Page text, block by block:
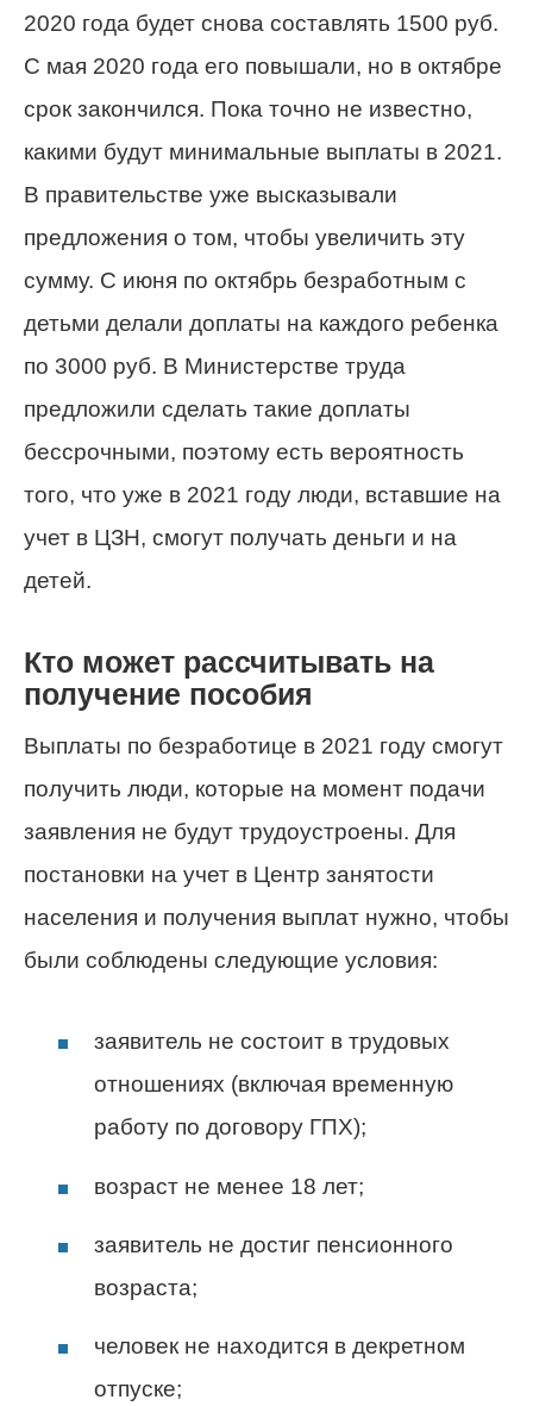
2020 года будет снова составлять 1500 руб.
С мая 2020 года его повышали, но в октябре
срок закончился. Пока точно не известно,
какими будут минимальные выплаты в 2021.
В правительстве уже высказывали
предложения о том, чтобы увеличить эту
сумму. С июня по октябрь безработным с
детьми делали доплаты на каждого ребенка
по 3000 руб. В Министерстве труда
предложили сделать такие доплаты
бессрочными, поэтому есть вероятность
того, что уже в 2021 году люди, вставшие на
учет в ЦЗН, смогут получать деньги и на
детей.
Кто может рассчитывать на
получение пособия
Выплаты по безработице в 2021 году смогут
получить люди, которые на момент подачи
заявления не будут трудоустроены. Для
постановки на учет в Центр занятости
населения и получения выплат нужно, чтобы
были соблюдены следующие условия:
заявитель не состоит в трудовых
отношениях (включая временную
работу по договору ГПХ);
возраст не менее 18 лет;
заявитель не достиг пенсионного
возраста;
человек не находится в декретном
отпуске;